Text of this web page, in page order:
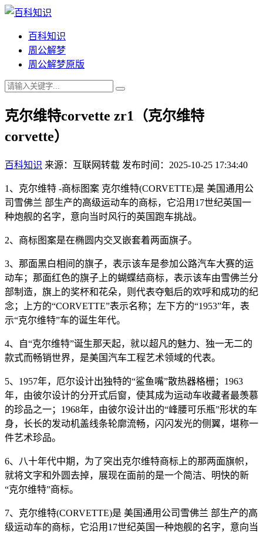
百科知识
周公解梦
周公解梦原版
克尔维特corvette zr1（克尔维特
corvette）
百科知识 来源：互联网转载 发布时间：2025-10-25 17:34:40
1、克尔维特 -商标图案 克尔维特(CORVETTE)是 美国通用公
司雪佛兰 部生产的高级运动车的商标，它沿用17世纪英国一
种炮舰的名字，意向当时风行的英国跑车挑战。
2、商标图案是在椭圆内交叉嵌套着两面旗子。
3、那面黑白相间的旗子，表示该车是参加公路汽车大赛的运
动车；那面红色的旗子上的蝴蝶结商标，表示该车由雪佛兰分
部制造，旗上的奖杯和花朵，则代表夺魁后的欢呼和成功的纪
念；上方的“CORVETTE”表示名称；左下方的“1953”年，表
示“克尔维特”车的诞生年代。
4、自“克尔维特”诞生那天起，就以超凡的魅力、独一无二的
款式而畅销世界，是美国汽车工程艺术领域的代表。
5、1957年，厄尔设计出独特的“鲨鱼嘴”散热器格栅；1963
年，由彼尔设计的分开式后窗，使其成为运动车收藏者最羡慕
的珍品之一；1968年，由彼尔设计出的“峰腰可乐瓶”形状的车
身，长长的发动机盖线条轮廓流畅，闪闪发光的侧翼，堪称一
件艺术珍品。
6、八十年代中期，为了突出克尔维特商标上的那两面旗帜，
就将文字和外圆去掉，展现在面前的是一个简洁、明快的新
“克尔维特”商标。
7、克尔维特(CORVETTE)是 美国通用公司雪佛兰 部生产的高
级运动车的商标，它沿用17世纪英国一种炮舰的名字，意向当